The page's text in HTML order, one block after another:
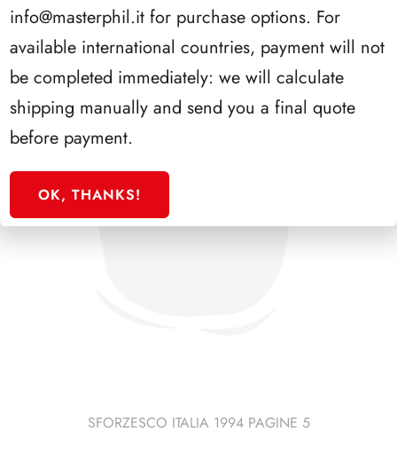
SFORZESCO ITALIA 1994 PAGINE 5
info@masterphil.it for purchase options. For
available international countries, payment will not
be completed immediately: we will calculate
shipping manually and send you a final quote
before payment.
OK, THANKS!